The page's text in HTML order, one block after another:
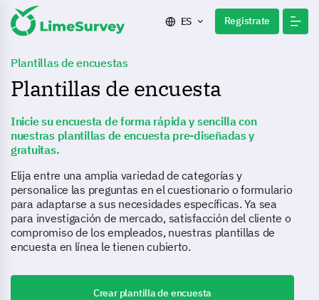
ES Registrate
Plantillas de encuestas
Plantillas de encuesta
Inicie su encuesta de forma rápida y sencilla con
nuestras plantillas de encuesta pre-diseñadas y
gratuitas.
Elija entre una amplia variedad de categorías y
personalice las preguntas en el cuestionario o formulario
para adaptarse a sus necesidades específicas. Ya sea
para investigación de mercado, satisfacción del cliente o
compromiso de los empleados, nuestras plantillas de
encuesta en línea le tienen cubierto.
Crear plantilla de encuesta